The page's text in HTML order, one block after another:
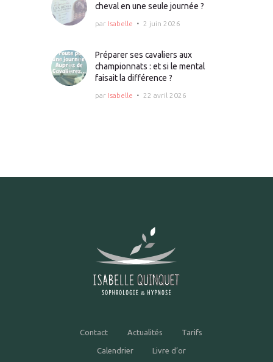
cheval en une seule journée ?
par Isabelle 2 juin 2026
Préparer ses cavaliers aux
championnats : et si le mental
faisait la différence ?
par Isabelle 22 avril 2026
Contact Actualités Tarifs
Calendrier Livre d’or